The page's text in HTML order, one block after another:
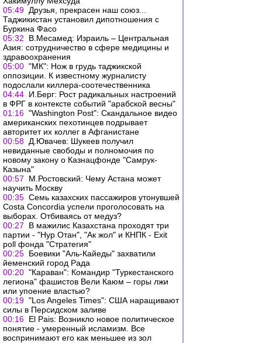
05:49 Друзья, прекрасен наш союз...
Таджикистан установил дипотношения с
Буркина Фасо
05:32
В.Месамед: Израиль – Центральная
Азия: сотрудничество в сфере медицины и
здравоохранения
05:00 "МК": Нож в грудь таджикской
оппозиции. К известному журналисту
подослали киллера-соотечественника
04:44 И.Берг: Рост радикальных настроений
в ФРГ в контексте событий "арабской весны"
01:16 "Washington Post": Скандальное видео
американских пехотинцев подрывает
авторитет их коллег в Афганистане
00:58 Д.Ювачев: Шукеев получил
невиданные свободы и полномочия по
новому закону о Казнацфонде "Самрук-
Казына"
00:57
М.Ростовский: Чему Астана может
научить Москву
00:35 Семь казахских пассажиров утонувшей
Costa Concordia успели проголосовать на
выборах. Отбиваясь от медуз?
00:27
В мажилис Казахстана проходят три
партии - "Нур Отан", "Ак жол" и КНПК - Exit
poll фонда "Стратегия"
00:25 Боевики "Аль-Кайеды" захватили
йеменский город Рада
00:20 "Караван": Командир "Туркестанского
легиона" фашистов Вели Каюм – горы лжи
или упоение властью?
00:19 "Los Angeles Times": США наращивают
силы в Персидском заливе
00:16 El Pais: Возникло новое политическое
понятие - умеренный исламизм. Все
воспринимают его как меньшее из зол